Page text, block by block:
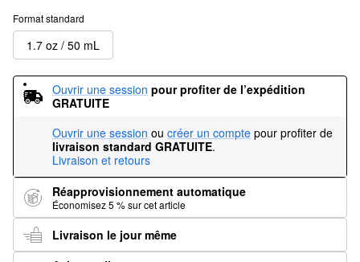
Format standard
1.7 oz / 50 mL
Ouvrir une session pour profiter de l’expédition
GRATUITE
Ouvrir une session ou créer un compte pour profiter de
livraison standard GRATUITE.
Livraison et retours
Réapprovisionnement automatique
Économisez 5 % sur cet article
Livraison le jour même